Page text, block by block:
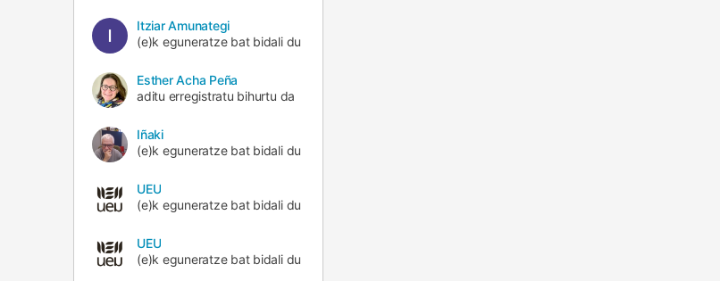
Itziar Amunategi
(e)k eguneratze bat bidali du
Esther Acha Peña
aditu erregistratu bihurtu da
Iñaki
(e)k eguneratze bat bidali du
UEU
(e)k eguneratze bat bidali du
UEU
(e)k eguneratze bat bidali du